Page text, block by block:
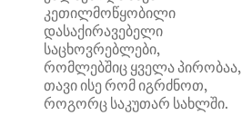
კეთილმოწყობილი
დასაქირავებელი
საცხოვრებლები,
რომლებშიც ყველა პირობაა,
თავი ისე რომ იგრძნოთ,
როგორც საკუთარ სახლში.